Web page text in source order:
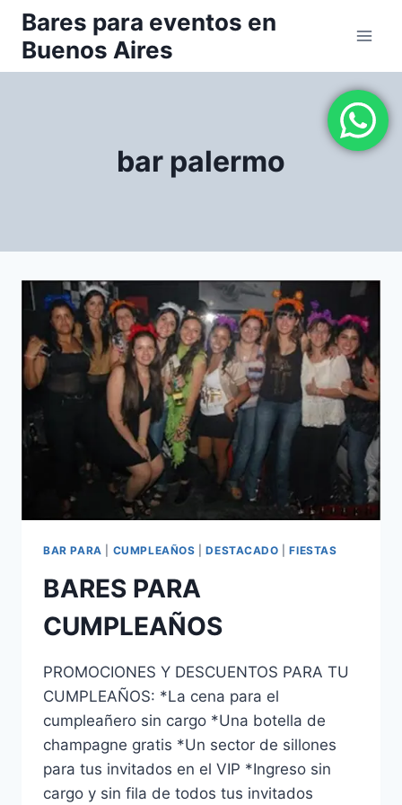
Saltar
contenido
Bares para eventos en
Buenos Aires
bar palermo
BAR PARA CUMPLEAÑOS |DESTACADO |FIESTAS
BARES PARA
CUMPLEAÑOS
PROMOCIONES Y DESCUENTOS PARA TU
CUMPLEAÑOS: *La cena para el
cumpleañero sin cargo *Una botella de
champagne gratis *Un sector de sillones
para tus invitados en el VIP *Ingreso sin
cargo y sin fila de todos tus invitados